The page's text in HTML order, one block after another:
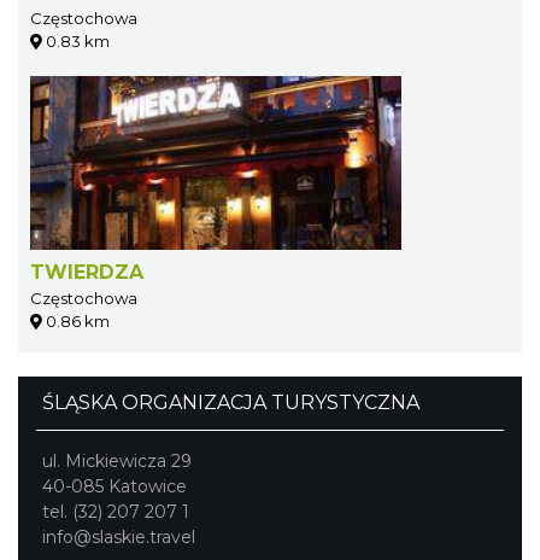
Częstochowa
0.83 km
TWIERDZA
Częstochowa
0.86 km
ŚLĄSKA ORGANIZACJA TURYSTYCZNA
ul. Mickiewicza 29
40-085 Katowice
tel. (32) 207 207 1
info@slaskie.travel